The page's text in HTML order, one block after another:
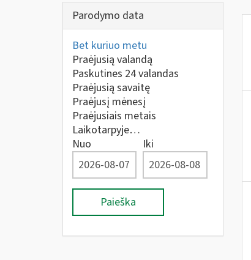
Parodymo data
Bet kuriuo metu
Praėjusią valandą
Paskutines 24 valandas
Praėjusią savaitę
Praėjusį mėnesį
Praėjusiais metais
Laikotarpyje…
Nuo
Iki
Paieška